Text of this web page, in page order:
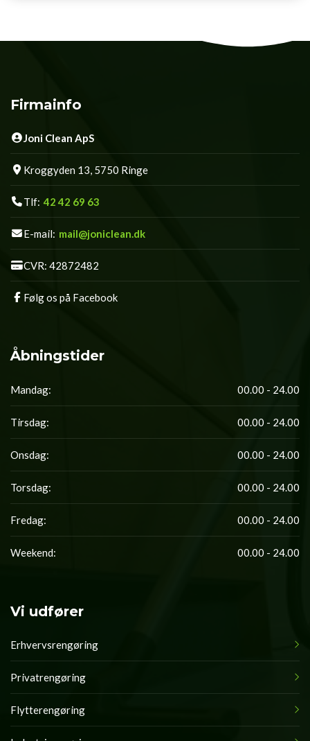
Firmainfo
Joni Clean ApS
Kroggyden 13, 5750 Ringe
Tlf: 42 42 69 63
E-mail: mail@joniclean.dk
CVR: 42872482
Følg os på Facebook
Åbningstider
Mandag: 00.00 - 24.00
Tirsdag: 00.00 - 24.00
Onsdag: 00.00 - 24.00
Torsdag: 00.00 - 24.00
Fredag: 00.00 - 24.00
Weekend: 00.00 - 24.00
Vi udfører
Erhvervsrengøring
Privatrengøring
Flytterengøring